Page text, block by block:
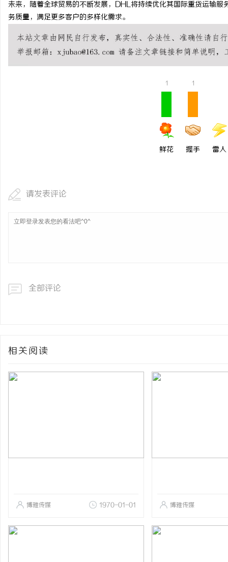
未来，随着全球贸易的不断发展，DHL将持续优化其国际重货运输
务质量，满足更多客户的多样化需求。
1
鲜花
1
握手 雷人
请发表评论
全部评论
相关阅读
博雅传媒 1970-01-01 博雅传媒